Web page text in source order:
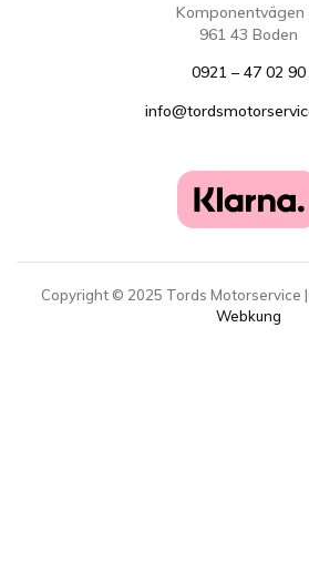
Komponentvägen
961 43 Boden
0921 – 47 02 90
Copyright © 2025 Tords Motorservice
Webkung